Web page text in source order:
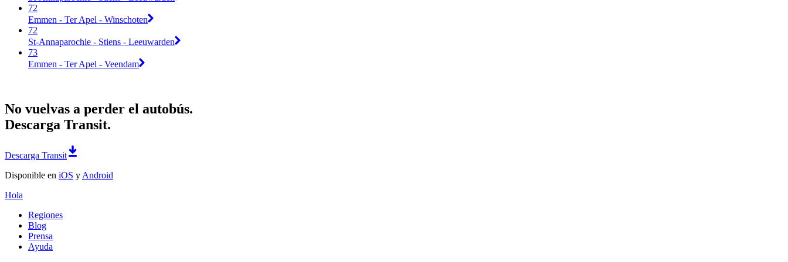
72
Emmen - Ter Apel - Winschoten
72
St-Annaparochie - Stiens - Leeuwarden
73
Emmen - Ter Apel - Veendam
No vuelvas a perder el autobús.
Descarga Transit.
Descarga Transit
Disponible en iOS y Android
Hola
Regiones
Blog
Prensa
Ayuda